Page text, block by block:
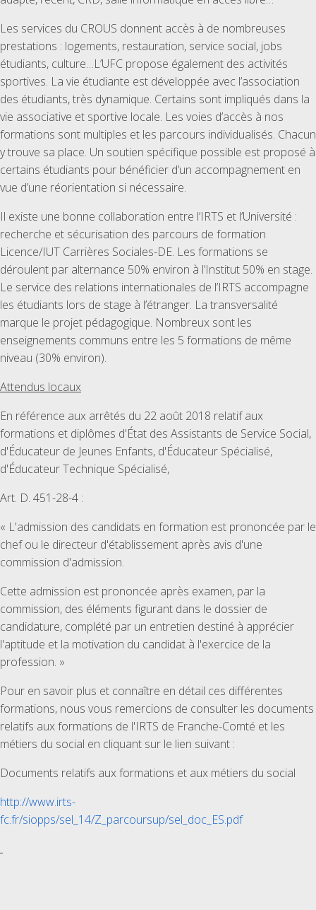
Les services du CROUS donnent accès à de nombreuses
prestations : logements, restauration, service social, jobs
étudiants, culture…L’UFC propose également des activités
sportives. La vie étudiante est développée avec l’association
des étudiants, très dynamique. Certains sont impliqués dans la
vie associative et sportive locale. Les voies d’accès à nos
formations sont multiples et les parcours individualisés. Chacun
y trouve sa place. Un soutien spécifique possible est proposé à
certains étudiants pour bénéficier d’un accompagnement en
vue d’une réorientation si nécessaire.
Il existe une bonne collaboration entre l’IRTS et l’Université :
recherche et sécurisation des parcours de formation
Licence/IUT Carrières Sociales-DE. Les formations se
déroulent par alternance 50% environ à l’Institut 50% en stage.
Le service des relations internationales de l’IRTS accompagne
les étudiants lors de stage à l’étranger. La transversalité
marque le projet pédagogique. Nombreux sont les
enseignements communs entre les 5 formations de même
niveau (30% environ).
Attendus locaux
En référence aux arrêtés du 22 août 2018 relatif aux
formations et diplômes d'État des Assistants de Service Social,
d'Éducateur de Jeunes Enfants, d'Éducateur Spécialisé,
d'Éducateur Technique Spécialisé,
Art. D. 451-28-4 :
« L'admission des candidats en formation est prononcée par le
chef ou le directeur d'établissement après avis d'une
commission d'admission.
Cette admission est prononcée après examen, par la
commission, des éléments figurant dans le dossier de
candidature, complété par un entretien destiné à apprécier
l'aptitude et la motivation du candidat à l'exercice de la
profession. »
Pour en savoir plus et connaître en détail ces différentes
formations, nous vous remercions de consulter les documents
relatifs aux formations de l'IRTS de Franche-Comté et les
métiers du social en cliquant sur le lien suivant :
Documents relatifs aux formations et aux métiers du social
http://www.irts-
fc.fr/siopps/sel_14/Z_parcoursup/sel_doc_ES.pdf